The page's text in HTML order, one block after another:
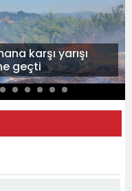
karşı yarışı
geçti